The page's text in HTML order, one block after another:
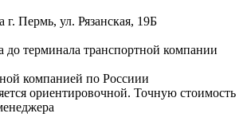
г. Пермь, ул. Рязанская, 19Б
до терминала транспортной компании
компанией по Россиии
ориентировочной. Точную стоимость